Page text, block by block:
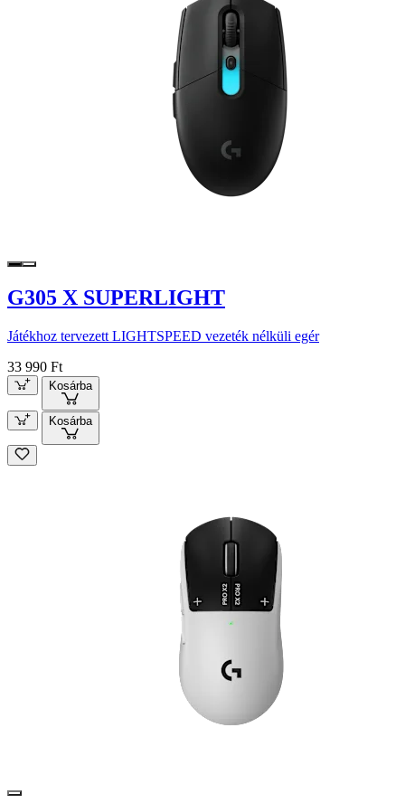
G305 X SUPERLIGHT
Játékhoz tervezett LIGHTSPEED vezeték nélküli egér
33 990 Ft
Kosárba
Kosárba